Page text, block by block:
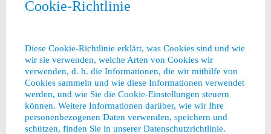
Cookie-Richtlinie
Diese Cookie-Richtlinie erklärt, was Cookies sind und wie
wir sie verwenden, welche Arten von Cookies wir
verwenden, d. h. die Informationen, die wir mithilfe von
Cookies sammeln und wie diese Informationen verwendet
werden, und wie Sie die Cookie-Einstellungen steuern
können. Weitere Informationen darüber, wie wir Ihre
personenbezogenen Daten verwenden, speichern und
schützen, finden Sie in unserer Datenschutzrichtlinie.